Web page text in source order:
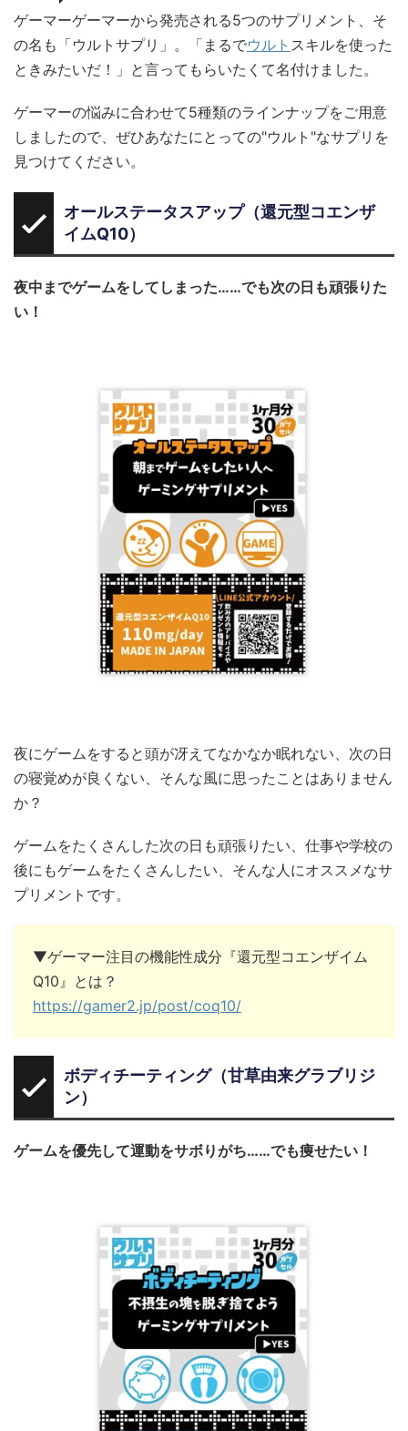
ゲーマーゲーマーから発売される5つのサプリメント、そ
の名も「ウルトサプリ」。「まるでウルト スキルを使った
ときみたいだ！」と言ってもらいたくて名付けました。
ゲーマーの悩みに合わせて5種類のラインナップをご用意
しましたので、ぜひあなたにとっての"ウルト"なサプリを
見つけてください。
オールステータスアップ（還元型コエンザ
イムQ10）
夜中までゲームをしてしまった……でも次の日も頑張りた
い！
夜にゲームをすると頭が冴えてなかなか眠れない、次の日
の寝覚めが良くない、そんな風に思ったことはありません
か？
ゲームをたくさんした次の日も頑張りたい、仕事や学校の
後にもゲームをたくさんしたい、そんな人にオススメなサ
プリメントです。
▼ゲーマー注目の機能性成分『還元型コエンザイム
Q10』とは？
https://gamer2.jp/post/coq10/
ボディチーティング（甘草由来グラブリジ
ン）
ゲームを優先して運動をサボりがち……でも痩せたい！